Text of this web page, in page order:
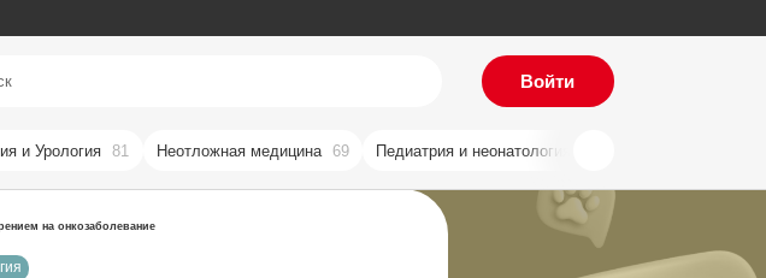
Войти
и Урология 81 Неотложная медицина 69 Педиатрия и неонатология
на онкозаболевание